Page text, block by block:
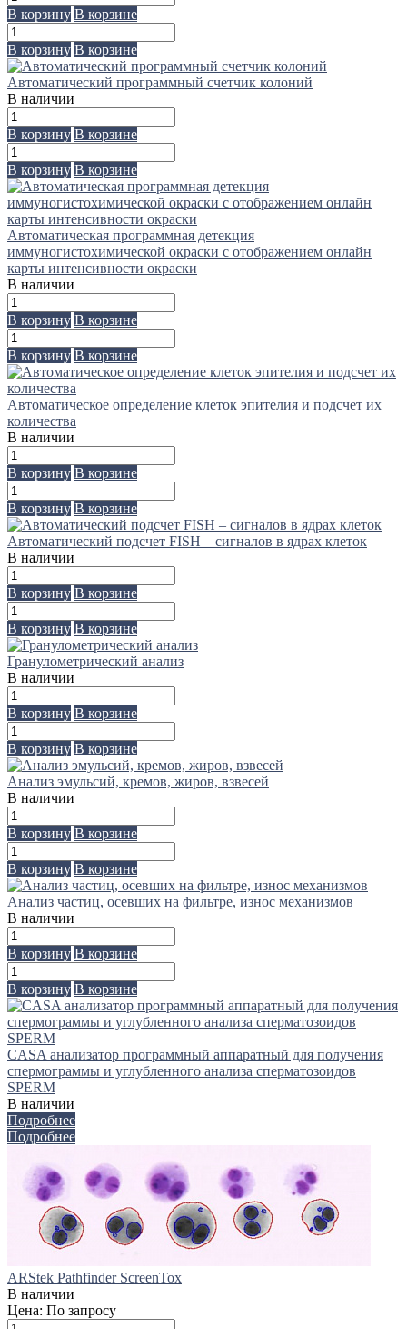
В корзину В корзине
В корзину В корзине
Автоматический программный счетчик колоний
В наличии
В корзину В корзине
В корзину В корзине
Автоматическая программная детекция
иммуногистохимической окраски с отображением онлайн
карты интенсивности окраски
В наличии
В корзину В корзине
В корзину В корзине
Автоматическое определение клеток эпителия и подсчет их
количества
В наличии
В корзину В корзине
В корзину В корзине
Автоматический подсчет FISH – сигналов в ядрах клеток
В наличии
В корзину В корзине
В корзину В корзине
Гранулометрический анализ
В наличии
В корзину В корзине
В корзину В корзине
Анализ эмульсий, кремов, жиров, взвесей
В наличии
В корзину В корзине
В корзину В корзине
Анализ частиц, осевших на фильтре, износ механизмов
В наличии
В корзину В корзине
В корзину В корзине
CASA анализатор программный аппаратный для получения
спермограммы и углубленного анализа сперматозоидов
SPERM
В наличии
Подробнее
Подробнее
ARStek Pathfinder ScreenTox
В наличии
Цена: По запросу